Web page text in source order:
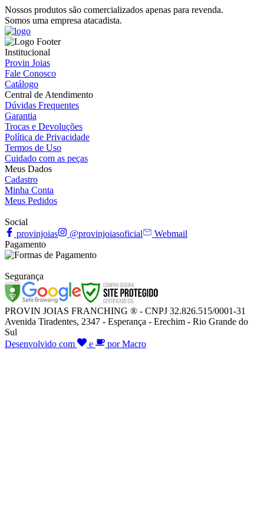
Nossos produtos são comercializados apenas para revenda.
Somos uma empresa atacadista.
Institucional
Provin Joias
Fale Conosco
Catálogo
Central de Atendimento
Dúvidas Frequentes
Garantia
Trocas e Devoluções
Política de Privacidade
Termos de Uso
Cuidado com as peças
Meus Dados
Cadastro
Minha Conta
Meus Pedidos
Social
provinjoias
@provinjoiasoficial
Webmail
Pagamento
Segurança
PROVIN JOIAS FRANCHING ® - CNPJ 32.826.515/0001-31
Avenida Tiradentes, 2347 - Esperança - Erechim - Rio Grande do
Sul
Desenvolvido com
e por Macro